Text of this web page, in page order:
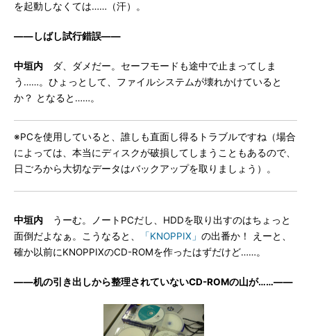
を起動しなくては……（汗）。
――しばし試行錯誤――
中垣内 ダ、ダメだー。セーフモードも途中で止まってしま
う……。ひょっとして、ファイルシステムが壊れかけていると
か？ となると……。
※PCを使用していると、誰しも直面し得るトラブルですね（場合
によっては、本当にディスクが破損してしまうこともあるので、
日ごろから大切なデータはバックアップを取りましょう）。
中垣内 うーむ。ノートPCだし、HDDを取り出すのはちょっと
面倒だよなぁ。こうなると、
「KNOPPIX」 の出番か！ えーと、
確か以前にKNOPPIXのCD-ROMを作ったはずだけど……。
――机の引き出しから整理されていないCD-ROMの山が……――